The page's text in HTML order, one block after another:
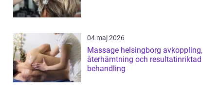
04 maj 2026
Massage helsingborg avkoppling,
återhämtning och resultatinriktad
behandling